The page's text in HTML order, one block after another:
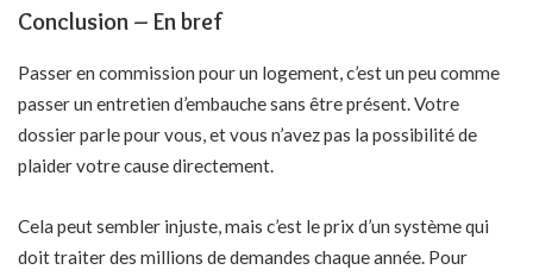
Conclusion – En bref
Passer en commission pour un logement, c’est un peu comme
passer un entretien d’embauche sans être présent. Votre
dossier parle pour vous, et vous n’avez pas la possibilité de
plaider votre cause directement.
Cela peut sembler injuste, mais c’est le prix d’un système qui
doit traiter des millions de demandes chaque année. Pour